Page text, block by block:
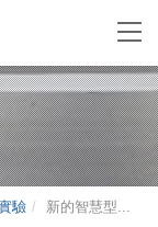
驗 新的智慧型...